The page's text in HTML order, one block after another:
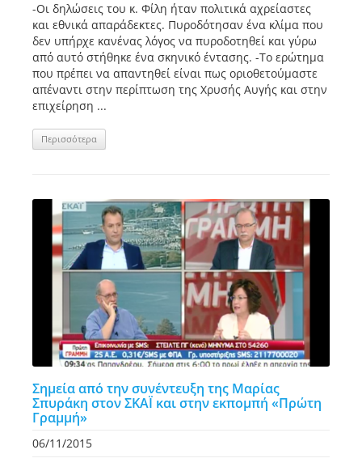
-Οι δηλώσεις του κ. Φίλη ήταν πολιτικά αχρείαστες
και εθνικά απαράδεκτες. Πυροδότησαν ένα κλίμα που
δεν υπήρχε κανένας λόγος να πυροδοτηθεί και γύρω
από αυτό στήθηκε ένα σκηνικό έντασης. -Το ερώτημα
που πρέπει να απαντηθεί είναι πως οριοθετούμαστε
απέναντι στην περίπτωση της Χρυσής Αυγής και στην
επιχείρηση ...
Περισσότερα
Σημεία από την συνέντευξη της Μαρίας
Σπυράκη στον ΣΚΑΪ και στην εκπομπή «Πρώτη
Γραμμή»
06/11/2015